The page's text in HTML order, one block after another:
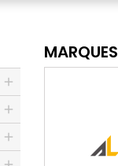
MARQUES